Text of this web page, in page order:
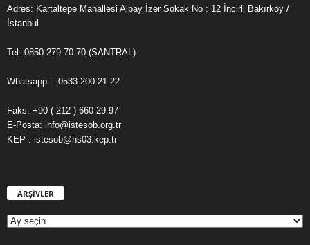
Adres: Kartaltepe Mahallesi Alpay İzer Sokak No : 12 İncirli Bakırköy /
İstanbul
Tel: 0850 279 70 70 (SANTRAL)
Whatsapp : 0533 200 21 22
Faks: +90 ( 212 ) 660 29 97
E-Posta: info@istesob.org.tr
KEP : istesob@hs03.kep.tr
ARŞİVLER